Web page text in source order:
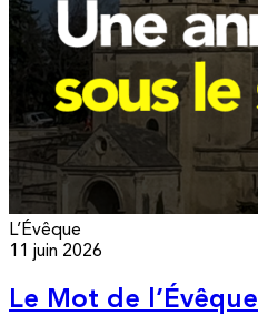
L’Évêque
11 juin 2026
Le Mot de